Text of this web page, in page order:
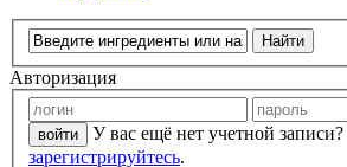
Авторизация
У вас ещё нет учетной записи?
зарегистрируйтесь.